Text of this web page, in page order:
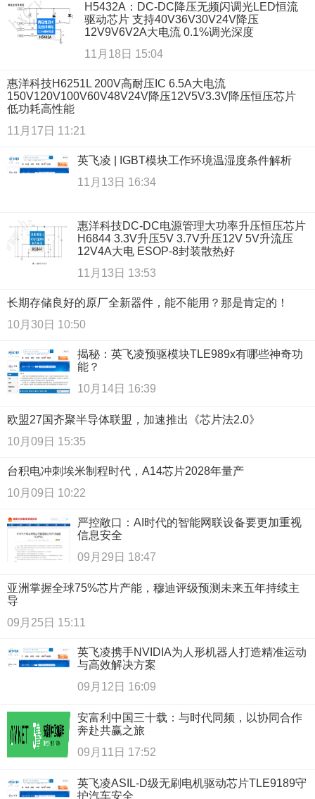
H5432A：DC-DC降压无频闪调光LED恒流
驱动芯片 支持40V36V30V24V降压
12V9V6V2A大电流 0.1%调光深度
11月18日 15:04
惠洋科技H6251L 200V高耐压IC 6.5A大电流
150V120V100V60V48V24V降压12V5V3.3V降压恒压芯片
低功耗高性能
11月17日 11:21
英飞凌 | IGBT模块工作环境温湿度条件解析
11月13日 16:34
惠洋科技DC-DC电源管理大功率升压恒压芯片
H6844 3.3V升压5V 3.7V升压12V 5V升流压
12V4A大电 ESOP-8封装散热好
11月13日 13:53
长期存储良好的原厂全新器件，能不能用？那是肯定的！
10月30日 10:50
揭秘：英飞凌预驱模块TLE989x有哪些神奇功
能？
10月14日 16:39
欧盟27国齐聚半导体联盟，加速推出《芯片法2.0》
10月09日 15:35
台积电冲刺埃米制程时代，A14芯片2028年量产
10月09日 10:22
严控敞口：AI时代的智能网联设备要更加重视
信息安全
09月29日 18:47
亚洲掌握全球75%芯片产能，穆迪评级预测未来五年持续主
导
09月25日 15:11
英飞凌携手NVIDIA为人形机器人打造精准运动
与高效解决方案
09月12日 16:09
安富利中国三十载：与时代同频，以协同合作
奔赴共赢之旅
09月11日 17:52
英飞凌ASIL-D级无刷电机驱动芯片TLE9189守
护汽车安全